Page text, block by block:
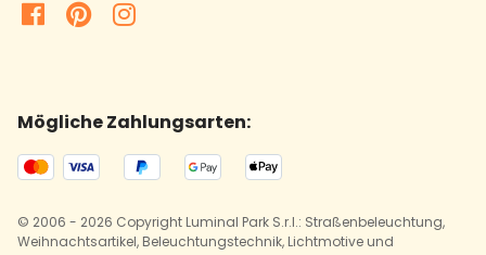
Mögliche Zahlungsarten:
© 2006 - 2026 Copyright Luminal Park S.r.l.: Straßenbeleuchtung,
Weihnachtsartikel, Beleuchtungstechnik, Lichtmotive und